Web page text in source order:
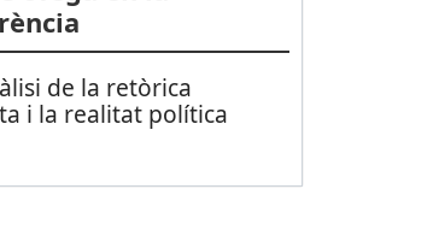
de la retòrica
i la realitat política